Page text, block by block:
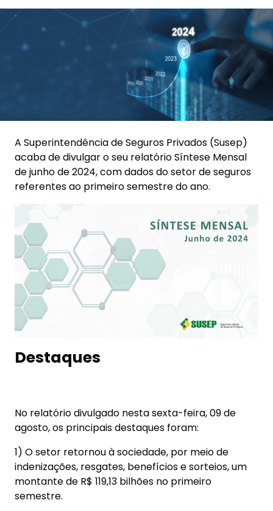
A Superintendência de Seguros Privados (Susep)
acaba de divulgar o seu relatório Síntese Mensal
de junho de 2024, com dados do setor de seguros
referentes ao primeiro semestre do ano.
Destaques
No relatório divulgado nesta sexta-feira, 09 de
agosto, os principais destaques foram:
1) O setor retornou à sociedade, por meio de
indenizações, resgates, benefícios e sorteios, um
montante de R$ 119,13 bilhões no primeiro
semestre.